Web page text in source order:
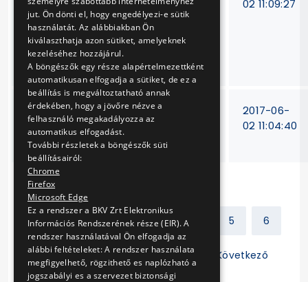
és villamos
kardántengelyek
valamint
alkatrészeik
szállítása
338/11
02 11:09:27
Nyomtatási és
borítékolási
tevékenység
2017-06-
02 11:04:40
Előző 1 2 3 5 6
7 8 9 10 11 Következő
jut. Ön dönti el, hogy engedélyezi-e sütik
használatát. Az alábbiakban Ön
kiválaszthatja azon sütiket, amelyeknek
kezeléséhez hozzájárul.
A böngészők egy része alapértelmezettként
automatikusan elfogadja a sütiket, de ez a
beállítás is megváltoztatható annak
érdekében, hogy a jövőre nézve a
felhasználó megakadályozza az
automatikus elfogadást.
További részletek a böngészők süti
beállításairól:
Chrome
Firefox
Microsoft Edge
Ez a rendszer a BKV Zrt Elektronikus
Információs Rendszerének része (EIR). A
rendszer használatával Ön elfogadja az
alábbi feltételeket: A rendszer használata
megfigyelhető, rögzithető es naplózható a
jogszabályi es a szervezet biztonsági